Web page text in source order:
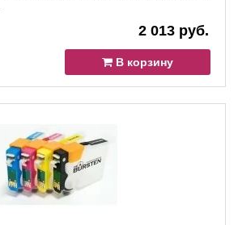
2 013 руб.
В корзину